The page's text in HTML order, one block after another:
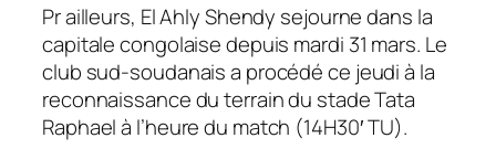
Pr ailleurs, El Ahly Shendy sejourne dans la
capitale congolaise depuis mardi 31 mars. Le
club sud-soudanais a procédé ce jeudi à la
reconnaissance du terrain du stade Tata
Raphael à l’heure du match (14H30′ TU).